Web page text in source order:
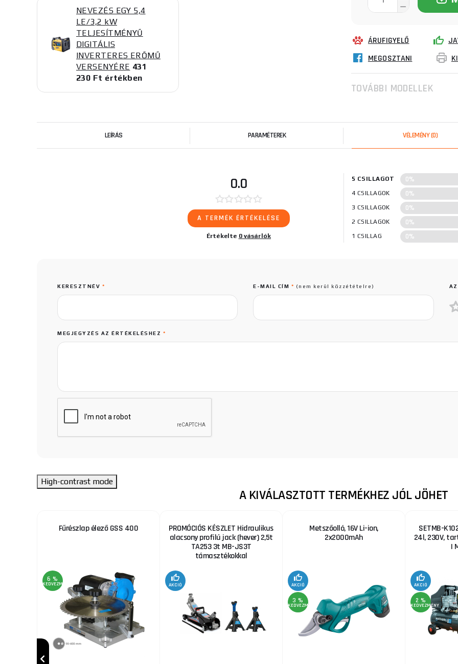
NEVEZÉS EGY 5,4
LE/3,2 kW
TELJESÍTMÉNYŰ
DIGITÁLIS
INVERTERES ERŐMŰ
VERSENYÉRE 431
230 Ft értékben
ÁRUFIGYELŐ
MEGOSZTANI
TOVÁBBI MODELLEK
LEÍRÁS PARAMÉTEREK VÉLEMÉNY(0)
0.0
A TERMÉK ÉRTÉKELÉSE
Értékelte 0 vásárlók
5 CSILLAGOT 0%
4 CSILLAGOK 0%
3 CSILLAGOK 0%
2 CSILLAGOK 0%
1 CSILLAG 0%
KERESZTNÉV * E-MAIL CÍM * (nem kerül közzétételre)
MEGJEGYZÉS AZ ÉRTÉKELÉSHEZ *
High-contrast mode
A KIVÁLASZTOTT TERMÉKHEZ JÓL JÖHET
Fűrészlap élező GSS 400
6 %
KEDVEZMÉNY
PROMÓCIÓS KÉSZLET Hidraulikus
alacsony profilú jack (hever) 2,5t
TA253 3t MB-JS3T
támasztékokkal
AKCIÓ
Metszőolló, 16V Li-ion,
2x2000mAh
AKCIÓ
3 %
KEDVEZMÉNY
SETMB-
24l, 230V,
|
AKCIÓ
2 %
KEDVEZMÉNY